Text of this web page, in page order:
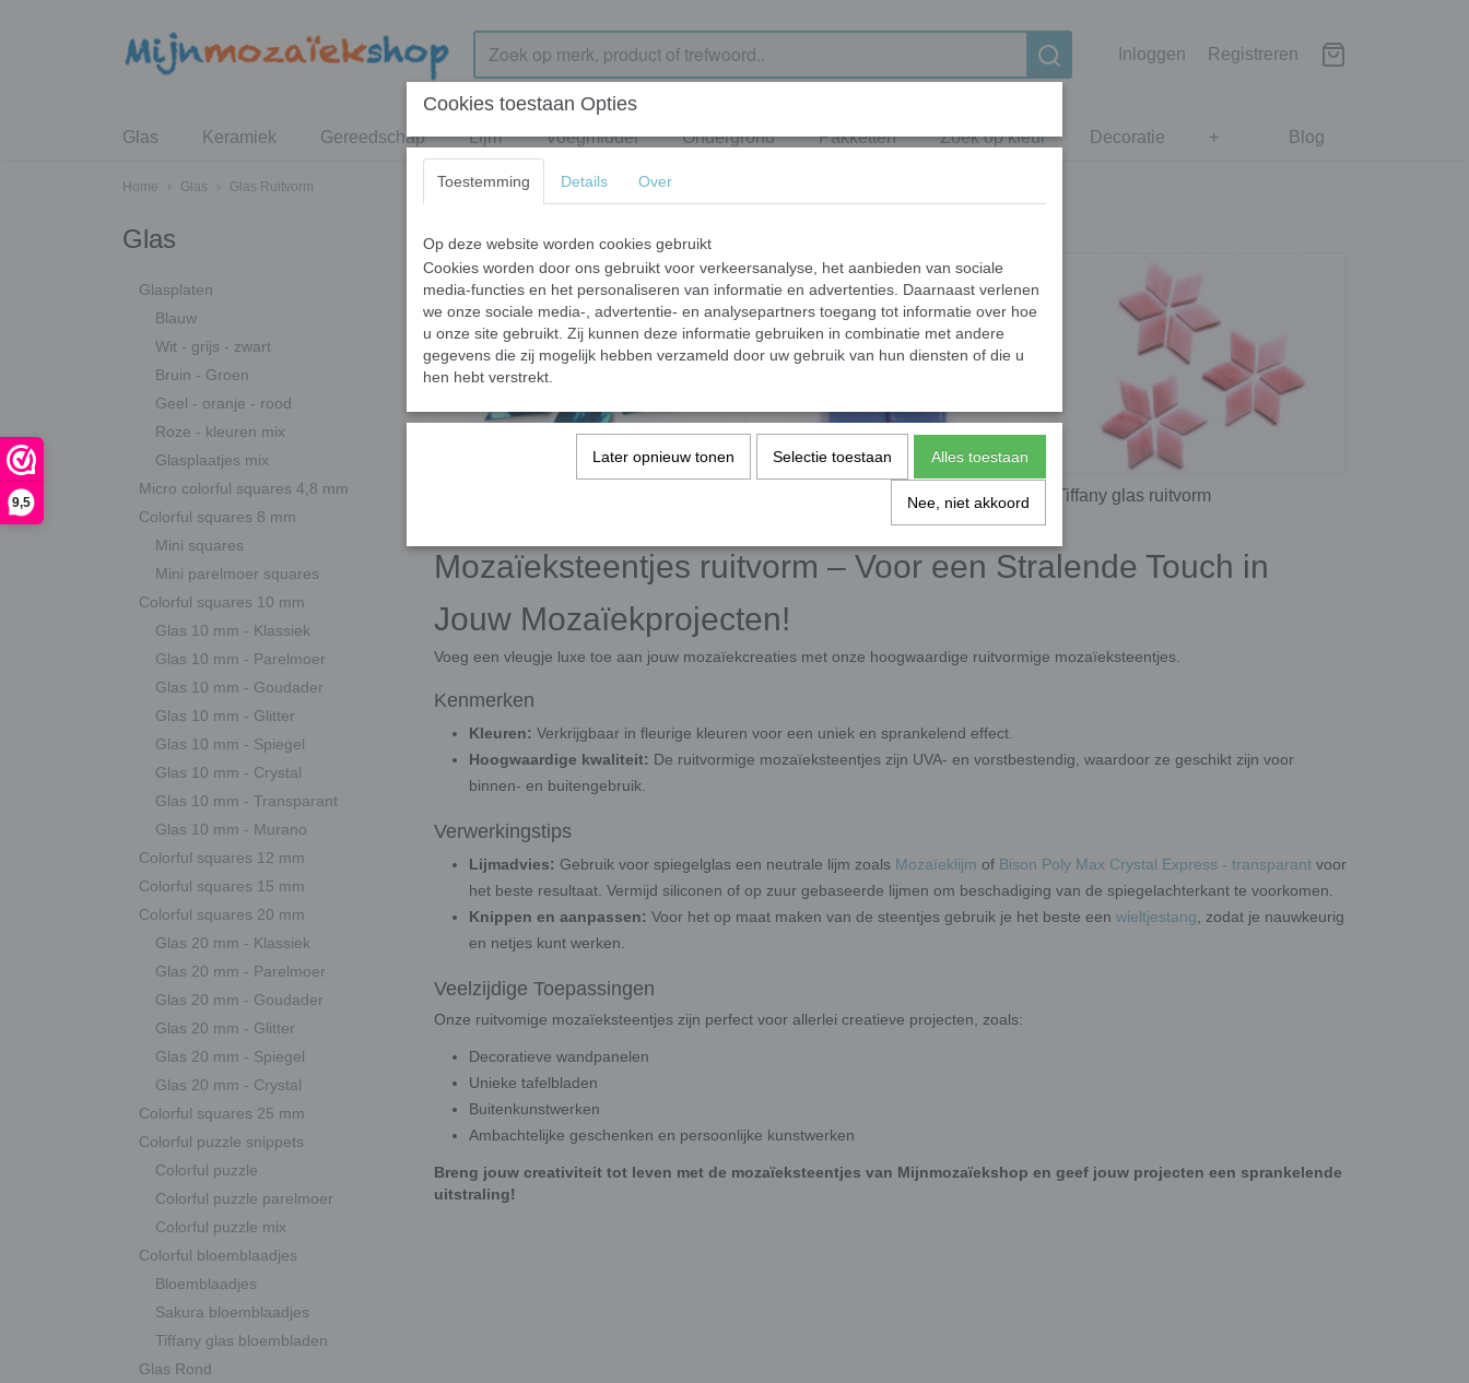
9,5
Inloggen Registreren
Blog
Glas Keramiek Gereedschap Lijm Voegmiddel Ondergrond Pakketten Zoek op kleur Decoratie +
Home › Glas › Glas Ruitvorm
Glas
Glasplaten
Blauw
Wit - grijs - zwart
Bruin - Groen
Geel - oranje - rood
Roze - kleuren mix
Glasplaatjes mix
Micro colorful squares 4,8 mm
Colorful squares 8 mm
Mini squares
Mini parelmoer squares
Colorful squares 10 mm
Glas 10 mm - Klassiek
Glas 10 mm - Parelmoer
Glas 10 mm - Goudader
Glas 10 mm - Glitter
Glas 10 mm - Spiegel
Glas 10 mm - Crystal
Glas 10 mm - Transparant
Glas 10 mm - Murano
Colorful squares 12 mm
Colorful squares 15 mm
Colorful squares 20 mm
Glas 20 mm - Klassiek
Glas 20 mm - Parelmoer
Glas 20 mm - Goudader
Glas 20 mm - Glitter
Glas 20 mm - Spiegel
Glas 20 mm - Crystal
Colorful squares 25 mm
Colorful puzzle snippets
Colorful puzzle
Colorful puzzle parelmoer
Colorful puzzle mix
Colorful bloemblaadjes
Bloemblaadjes
Sakura bloemblaadjes
Tiffany glas bloembladen
Glas Rond
Tiffany glas ruitvorm
Mozaïeksteentjes ruitvorm – Voor een Stralende Touch in
Jouw Mozaïekprojecten!
Voeg een vleugje luxe toe aan jouw mozaïekcreaties met onze hoogwaardige ruitvormige mozaïeksteentjes.
Kenmerken
Kleuren: Verkrijgbaar in fleurige kleuren voor een uniek en sprankelend effect.
Hoogwaardige kwaliteit: De ruitvormige mozaïeksteentjes zijn UVA- en vorstbestendig, waardoor ze geschikt zijn voor
binnen- en buitengebruik.
Verwerkingstips
Lijmadvies: Gebruik voor spiegelglas een neutrale lijm zoals Mozaïeklijm of Bison Poly Max Crystal Express - transparant voor
het beste resultaat. Vermijd siliconen of op zuur gebaseerde lijmen om beschadiging van de spiegelachterkant te voorkomen.
Knippen en aanpassen: Voor het op maat maken van de steentjes gebruik je het beste een wieltjestang , zodat je nauwkeurig
en netjes kunt werken.
Veelzijdige Toepassingen
Onze ruitvomige mozaïeksteentjes zijn perfect voor allerlei creatieve projecten, zoals:
Decoratieve wandpanelen
Unieke tafelbladen
Buitenkunstwerken
Ambachtelijke geschenken en persoonlijke kunstwerken
Breng jouw creativiteit tot leven met de mozaïeksteentjes van Mijnmozaïekshop en geef jouw projecten een sprankelende
uitstraling!
Cookies toestaan Opties
Toestemming Details Over
Op deze website worden cookies gebruikt
Cookies worden door ons gebruikt voor verkeersanalyse, het aanbieden van sociale
media-functies en het personaliseren van informatie en advertenties. Daarnaast verlenen
we onze sociale media-, advertentie- en analysepartners toegang tot informatie over hoe
u onze site gebruikt. Zij kunnen deze informatie gebruiken in combinatie met andere
gegevens die zij mogelijk hebben verzameld door uw gebruik van hun diensten of die u
hen hebt verstrekt.
Later opnieuw tonen Selectie toestaan Alles toestaan
Nee, niet akkoord